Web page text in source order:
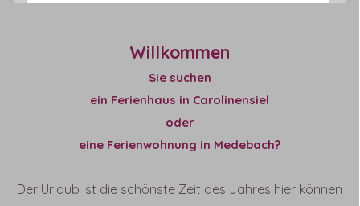
Willkommen
Sie suchen
ein Ferienhaus in Carolinensiel
oder
eine Ferienwohnung in Medebach?
Der Urlaub ist die schönste Zeit des Jahres hier können